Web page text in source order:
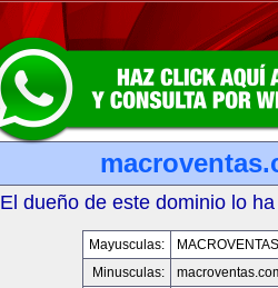
El dueño de este dominio lo
Mayusculas:
Minusculas: